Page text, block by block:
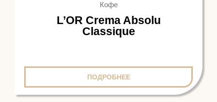
Кофе
L’OR Crema Absolu
Classique
ПОДРОБНЕЕ